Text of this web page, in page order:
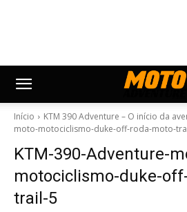
Início KTM 390 Adventure – O início da
moto-motociclismo-duke-off-roda-moto-
KTM-390-Adventure-
motociclismo-duke-
trail-5